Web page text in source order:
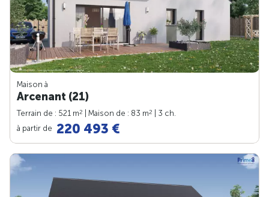
Maison à
Arcenant (21)
Terrain de : 521 m2 | Maison de : 83 m2
| 3 ch.
à partir de 220 493 €